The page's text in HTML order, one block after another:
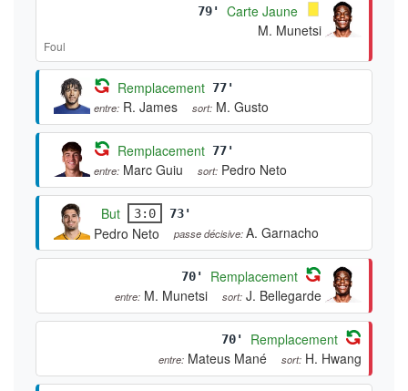
79'
Carte Jaune
M. Munetsi
Foul
Remplacement 77'
entre: R. James sort: M. Gusto
Remplacement 77'
entre: Marc Guiu sort: Pedro Neto
But 3:0 73'
Pedro Neto passe décisive:A. Garnacho
70' Remplacement
entre: M. Munetsi sort: J. Bellegarde
70' Remplacement
entre: Mateus Mané sort: H. Hwang